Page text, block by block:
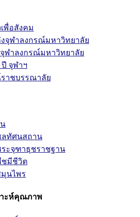
พื่อสังคม
จุฬาลงกรณ์มหาวิทยาลัย
ฬาลงกรณ์มหาวิทยาลัย
ปี จุฬาฯ
าชบรรณาลัย
ทัศนสถาน
ะจุฑาธุชราชฐาน
มีชีวิต
นไพร
าะห์คุณภาพ